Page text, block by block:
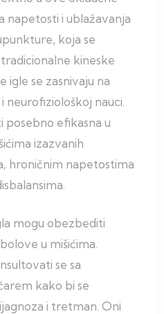
napetosti i ublažavanja
koja se
kineske
igle se zasnivaju na
nauci.
efikasna u
izazvanih
hroničnim napetostima
mogu obezbediti
u mišićima.
se sa
kako bi se
i tretman. Oni